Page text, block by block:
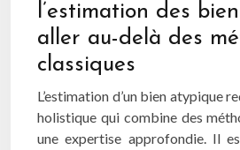
l’estimation des
aller au-delà des
classiques
L’estimation d’un bien atypique
holistique qui combine des
une expertise approfondie. Il